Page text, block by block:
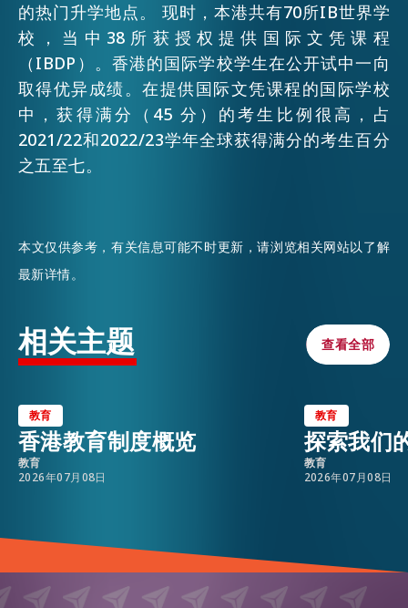
的热门升学地点。 现时，本港共有70所IB世界学
校，当中38所获授权提供国际文凭课程
（IBDP）。香港的国际学校学生在公开试中一向
取得优异成绩。在提供国际文凭课程的国际学校
中，获得满分（45 分）的考生比例很高，占
2021/22和2022/23学年全球获得满分的考生百分
之五至七。
本文仅供参考，有关信息可能不时更新，请浏览相关网站以了解
最新详情。
相关主题 查看全部
查看全部
教育
香港教育制度概览
教育
2026年07月08日
教育
探索我们
教育
2026年07月08日